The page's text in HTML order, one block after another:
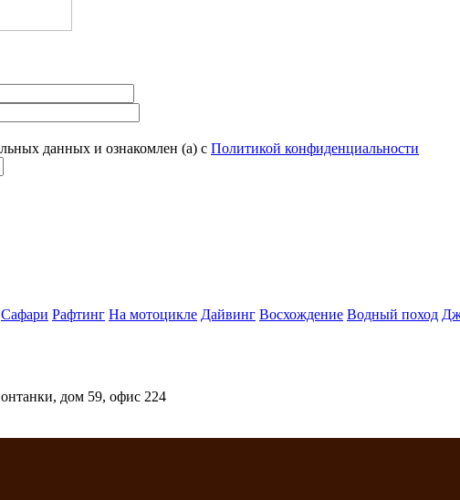
данных и ознакомлен (а) с Политикой конфиденциальности
Сафари Рафтинг На мотоцикле Дайвинг Восхождение Водный поход
дом 59, офис 224